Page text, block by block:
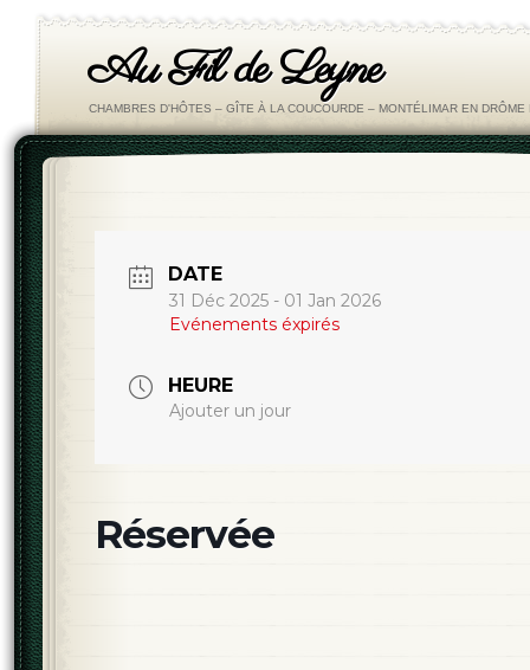
Au Fil de Leyne
CHAMBRES D'HÔTES – GÎTE À LA COUCOURDE – MONTÉLIMAR EN DRÔME
DATE
31 Déc 2025 - 01 Jan 2026
Evénements éxpirés
HEURE
Ajouter un jour
Réservée